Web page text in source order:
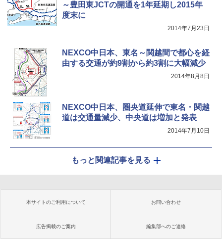
～豊田東JCTの開通を1年延期し2015年
度末に
2014年7月23日
NEXCO中日本、東名～関越間で都心を経
由する交通が約9割から約3割に大幅減少
2014年8月8日
NEXCO中日本、圏央道延伸で東名・関越
道は交通量減少、中央道は増加と発表
2014年7月10日
もっと関連記事を見る
本サイトのご利用について お問い合わせ
広告掲載のご案内 編集部へのご連絡